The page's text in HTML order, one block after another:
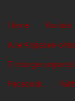
Sekundärlinks
Home
Kontakt
Alle Angaben
Facebook